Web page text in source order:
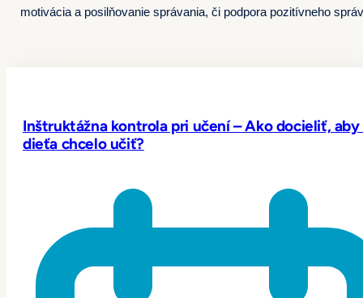
motivácia a posilňovanie správania, či podpora pozitívneho
Inštruktážna kontrola pri učení – Ako docieliť, aby
dieťa chcelo učiť?